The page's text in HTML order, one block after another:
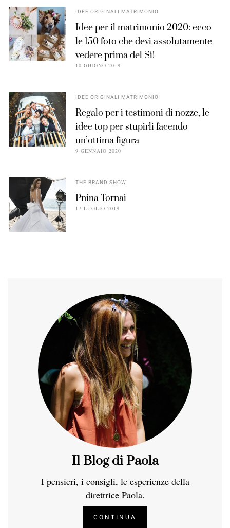
IDEE ORIGINALI MATRIMONIO
Idee per il matrimonio 2020: ecco
le 150 foto che devi assolutamente
vedere prima del Sì!
10 GIUGNO 2019
IDEE ORIGINALI MATRIMONIO
Regalo per i testimoni di nozze, le
idee top per stupirli facendo
un’ottima figura
9 GENNAIO 2020
THE BRAND SHOW
Pnina Tornai
17 LUGLIO 2019
Il Blog di Paola
I pensieri, i consigli, le esperienze della
direttrice Paola.
CONTINUA